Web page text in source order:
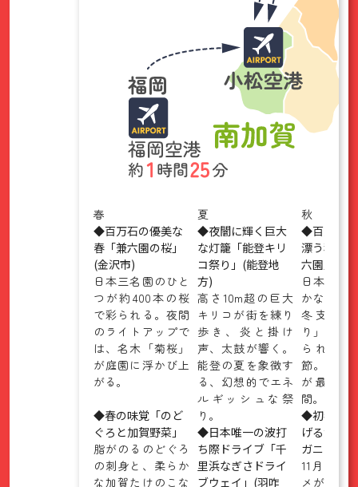
春
◆百万石の優美な
春「兼六園の桜」
(金沢市)
日本三名園のひと
つが約400本の桜
で彩られる。夜間
のライトアップで
は、名木「菊桜」
が庭園に浮かび上
がる。
◆春の味覚「のど
ぐろと加賀野菜」
脂がのるのどぐろ
の刺身と、柔らか
な加賀たけのこな
夏
◆夜闇に輝く巨大
な灯籠「能登キリ
コ祭り」(能登地
方)
高さ10m超の巨大
キリコが街を練り
歩き、炎と掛け
声、太鼓が響く。
能登の夏を象徴す
る、幻想的でエネ
ルギッシュな祭
り。
◆日本唯一の波打
ち際ドライブ「千
里浜なぎさドライ
ブウェイ」(羽咋
秋
◆百万石
漂う秋の
六園」(金
日本三名
かな紅葉
冬支度
り」との
られる
節。歴史
が最も
間。
◆初冬の
げる海の
ガニの解
11月、石
メが主役